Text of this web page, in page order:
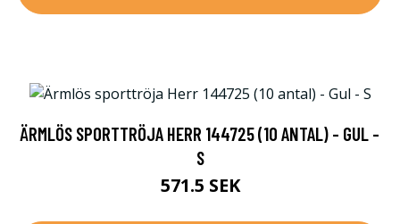
ÄRMLÖS SPORTTRÖJA HERR 144725 (10 ANTAL) - GUL -
S
571.5 SEK